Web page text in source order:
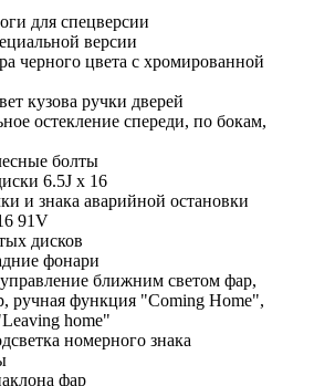
для спецверсии
версии
черного цвета с хромированной
кузова ручки дверей
остекление спереди, по бокам,
болты
6.5J x 16
и знака аварийной остановки
91V
дисков
фонари
ближним светом фар,
ручная функция "Coming Home",
home"
номерного знака
фар